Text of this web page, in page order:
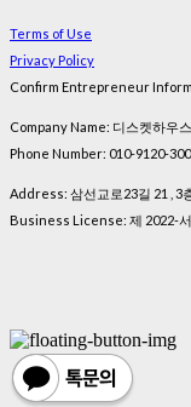
Terms of Use
Privacy Policy
Confirm Entrepreneur
Company Name: 디스켓하우
Phone Number: 010-9120-
Address: 삼선교로23길 21 ,
Business License: 제 2022-